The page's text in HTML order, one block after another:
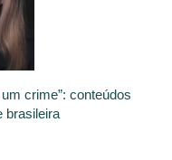
crime”: conteúdos
brasileira